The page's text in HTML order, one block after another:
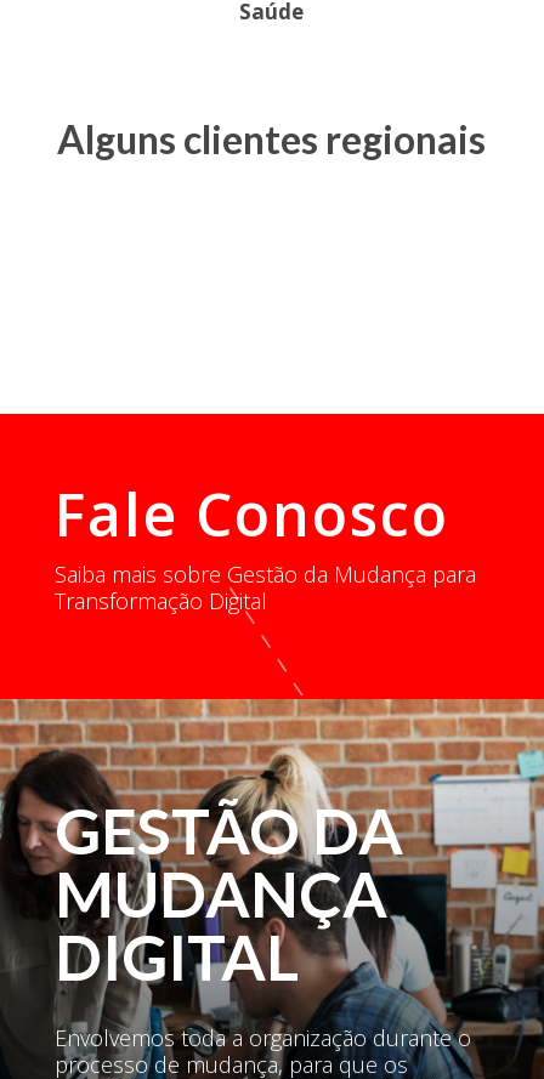
Saúde
Alguns clientes regionais
Fale Conosco
Saiba mais sobre Gestão da Mudança para
Transformação Digital
GESTÃO DA
MUDANÇA
DIGITAL
Envolvemos toda a organização durante o
processo de mudança, para que os